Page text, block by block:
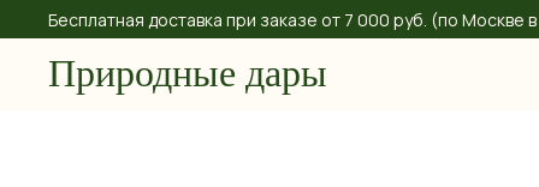
Бесплатная доставка при заказе от 7 000 руб. (по Москве
Природные дары